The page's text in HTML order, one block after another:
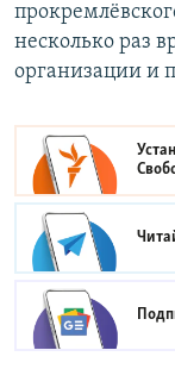
несколько раз
организации и